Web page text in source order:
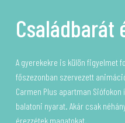
Családbarát
A gyerekekre is külön figyelmet
főszezonban szervezett
Carmen Plus apartman
balatoni nyarat. Akár csak
érezzétek magatokat.